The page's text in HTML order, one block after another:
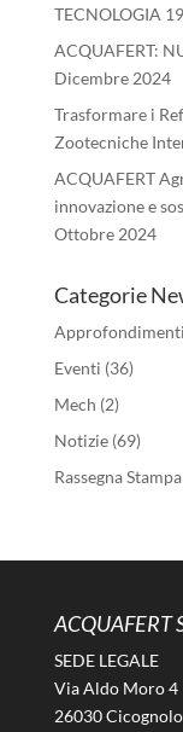
TECNOLOGIA
ACQUAFERT:
Dicembre 2024
Trasformare i
Zootecniche
ACQUAFERT
innovazione e
Ottobre 2024
Categorie
Approfondimenti
Eventi (36)
Mech (2)
Notizie(69)
Rassegna Stampa
ACQUAFERT
SEDE LEGALE
Via Aldo Moro 4
26030